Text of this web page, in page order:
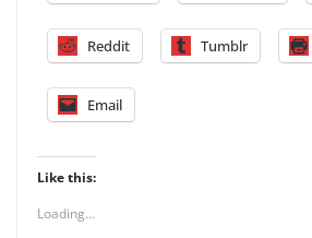
Reddit Tumblr
Email
Like this:
Loading...